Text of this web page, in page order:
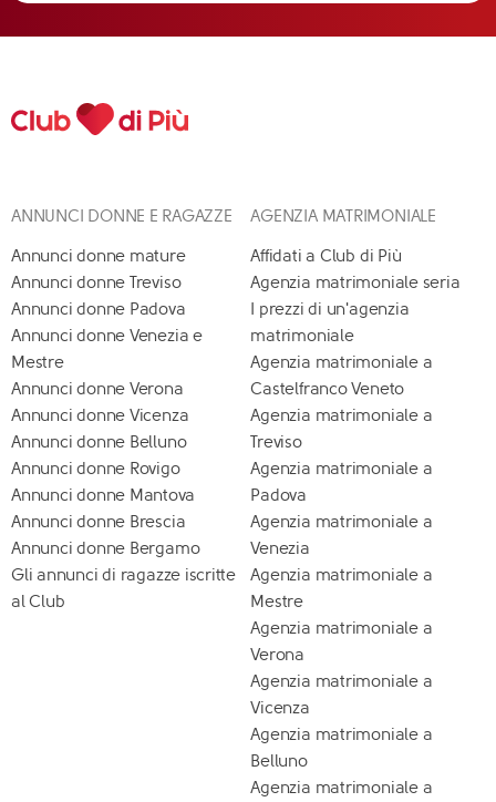
ANNUNCI DONNE E RAGAZZE
Annunci donne mature
Annunci donne Treviso
Annunci donne Padova
Annunci donne Venezia e
Mestre
Annunci donne Verona
Annunci donne Vicenza
Annunci donne Belluno
Annunci donne Rovigo
Annunci donne Mantova
Annunci donne Brescia
Annunci donne Bergamo
Gli annunci di ragazze iscritte
al Club
AGENZIA MATRIMONIALE
Affidati a Club di Più
Agenzia matrimoniale seria
I prezzi di un'agenzia
matrimoniale
Agenzia matrimoniale a
Castelfranco Veneto
Agenzia matrimoniale a
Treviso
Agenzia matrimoniale a
Padova
Agenzia matrimoniale a
Venezia
Agenzia matrimoniale a
Mestre
Agenzia matrimoniale a
Verona
Agenzia matrimoniale a
Vicenza
Agenzia matrimoniale a
Belluno
Agenzia matrimoniale a